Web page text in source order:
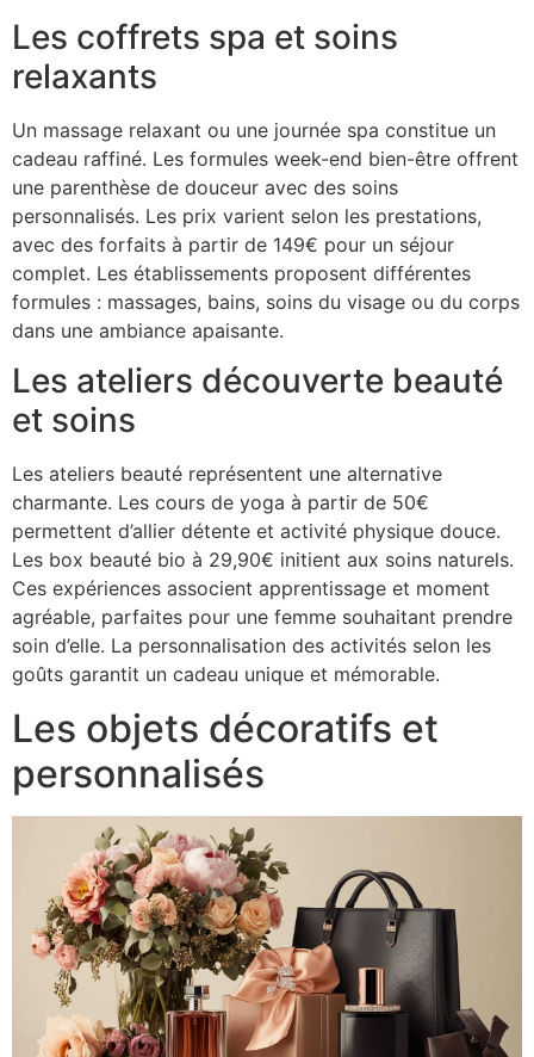
Les coffrets spa et soins
relaxants
Un massage relaxant ou une journée spa constitue un
cadeau raffiné. Les formules week-end bien-être offrent
une parenthèse de douceur avec des soins
personnalisés. Les prix varient selon les prestations,
avec des forfaits à partir de 149€ pour un séjour
complet. Les établissements proposent différentes
formules : massages, bains, soins du visage ou du corps
dans une ambiance apaisante.
Les ateliers découverte beauté
et soins
Les ateliers beauté représentent une alternative
charmante. Les cours de yoga à partir de 50€
permettent d’allier détente et activité physique douce.
Les box beauté bio à 29,90€ initient aux soins naturels.
Ces expériences associent apprentissage et moment
agréable, parfaites pour une femme souhaitant prendre
soin d’elle. La personnalisation des activités selon les
goûts garantit un cadeau unique et mémorable.
Les objets décoratifs et
personnalisés